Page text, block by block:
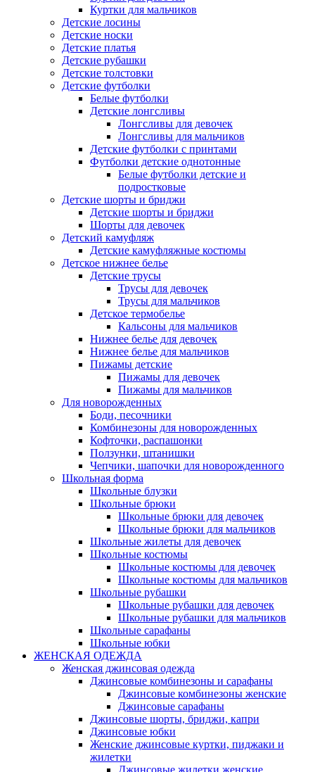
Куртки для мальчиков
Детские лосины
Детские носки
Детские платья
Детские рубашки
Детские толстовки
Детские футболки
Белые футболки
Детские лонгсливы
Лонгсливы для девочек
Лонгсливы для мальчиков
Детские футболки с принтами
Футболки детские однотонные
Белые футболки детские и
подростковые
Детские шорты и бриджи
Детские шорты и бриджи
Шорты для девочек
Детский камуфляж
Детские камуфляжные костюмы
Детское нижнее белье
Детские трусы
Трусы для девочек
Трусы для мальчиков
Детское термобелье
Кальсоны для мальчиков
Нижнее белье для девочек
Нижнее белье для мальчиков
Пижамы детские
Пижамы для девочек
Пижамы для мальчиков
Для новорожденных
Боди, песочники
Комбинезоны для новорожденных
Кофточки, распашонки
Ползунки, штанишки
Чепчики, шапочки для новорожденного
Школьная форма
Школьные блузки
Школьные брюки
Школьные брюки для девочек
Школьные брюки для мальчиков
Школьные жилеты для девочек
Школьные костюмы
Школьные костюмы для девочек
Школьные костюмы для мальчиков
Школьные рубашки
Школьные рубашки для девочек
Школьные рубашки для мальчиков
Школьные сарафаны
Школьные юбки
ЖЕНСКАЯ ОДЕЖДА
Женская джинсовая одежда
Джинсовые комбинезоны и сарафаны
Джинсовые комбинезоны женские
Джинсовые сарафаны
Джинсовые шорты, бриджи, капри
Джинсовые юбки
Женские джинсовые куртки, пиджаки и
жилетки
Джинсовые жилетки женские